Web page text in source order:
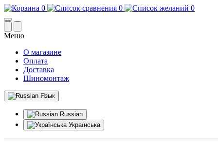
0 0 0
Меню
О магазине
Оплата
Доставка
Шиномонтаж
Язык
Russian
Українська